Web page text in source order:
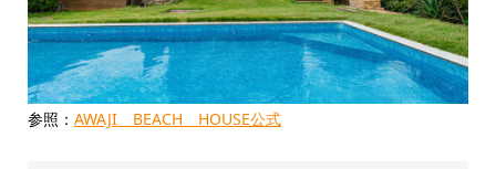
参照： AWAJI BEACH HOUSE公式